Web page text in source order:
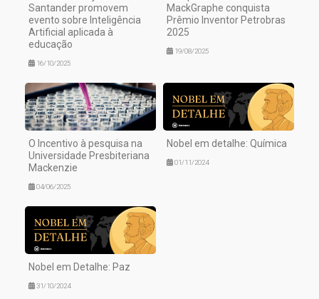
Santander promovem
evento sobre Inteligência
Artificial aplicada à
educação
16/10/2025
MackGraphe conquista
Prêmio Inventor Petrobras
2025
19/08/2025
O Incentivo à pesquisa na
Universidade Presbiteriana
Mackenzie
04/06/2025
Nobel em detalhe: Química
01/11/2024
Nobel em Detalhe: Paz
31/10/2024